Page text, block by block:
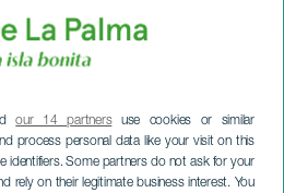
our 14 partnersuse cookies or similar
process personal data like your visit on this
identifiers. Some partners do not ask for your
rely on their legitimate business interest. You